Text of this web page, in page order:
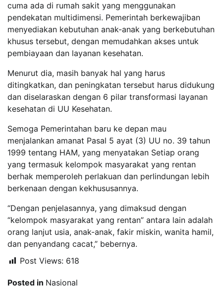
cuma ada di rumah sakit yang menggunakan
pendekatan multidimensi. Pemerintah berkewajiban
menyediakan kebutuhan anak-anak yang berkebutuhan
khusus tersebut, dengan memudahkan akses untuk
pembiayaan dan layanan kesehatan.
Menurut dia, masih banyak hal yang harus
ditingkatkan, dan peningkatan tersebut harus didukung
dan diselaraskan dengan 6 pilar transformasi layanan
kesehatan di UU Kesehatan.
Semoga Pemerintahan baru ke depan mau
menjalankan amanat Pasal 5 ayat (3) UU no. 39 tahun
1999 tentang HAM, yang menyatakan Setiap orang
yang termasuk kelompok masyarakat yang rentan
berhak memperoleh perlakuan dan perlindungan lebih
berkenaan dengan kekhususannya.
“Dengan penjelasannya, yang dimaksud dengan
“kelompok masyarakat yang rentan” antara lain adalah
orang lanjut usia, anak-anak, fakir miskin, wanita hamil,
dan penyandang cacat,” bebernya.
Post Views: 618
Posted in Nasional